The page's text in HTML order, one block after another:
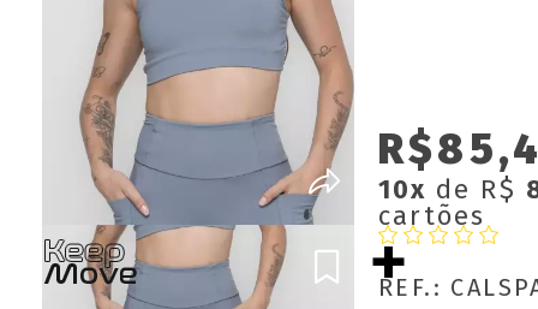
10x de R$
cartões
REF.: